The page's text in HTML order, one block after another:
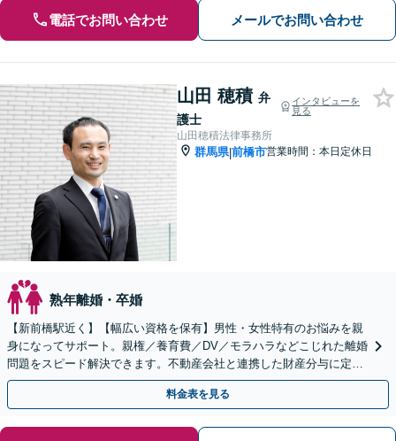
電話でお問い合わせ メールでお問い合わせ
山田 穂積 弁
護士
インタビューを
見る
山田穂積法律事務所
群馬県|前橋市営業時間：本日定休日
熟年離婚・卒婚
【新前橋駅近く】【幅広い資格を保有】男性・女性特有のお悩みを親
身になってサポート。親権／養育費／DV／モラハラなどこじれた離婚
問題をスピード解決できます。不動産会社と連携した財産分与に定評
あり。【初回相談無料】
料金表を見る